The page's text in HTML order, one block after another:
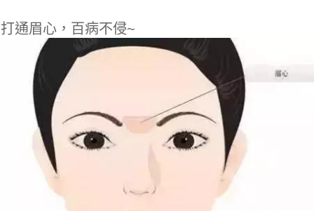
打通眉心，百病不侵~